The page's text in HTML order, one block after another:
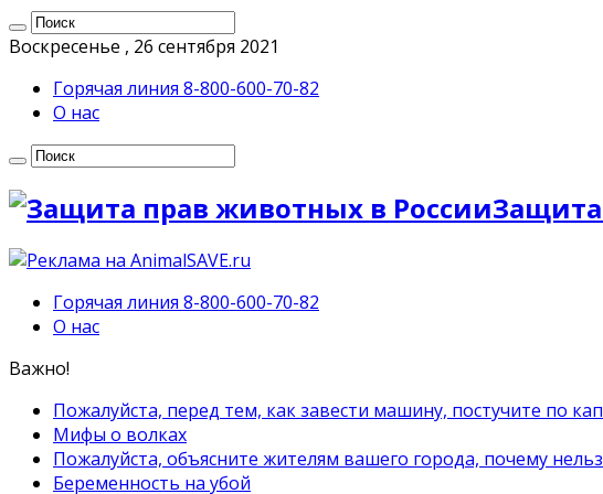
Воскресенье , 26 сентября 2021
Горячая линия 8-800-600-70-82
О нас
Защита
Горячая линия 8-800-600-70-82
О нас
Важно!
Пожалуйста, перед тем, как завести машину, постучите по
Мифы о волках
Пожалуйста, объясните жителям вашего города, почему
Беременность на убой